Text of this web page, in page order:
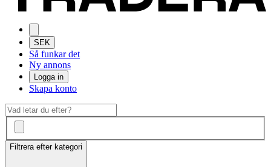
SEK
Så funkar det
Ny annons
Logga in
Skapa konto
Filtrera efter kategori